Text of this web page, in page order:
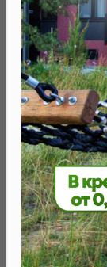
11.5
от 301 964.0
Минск,
метро